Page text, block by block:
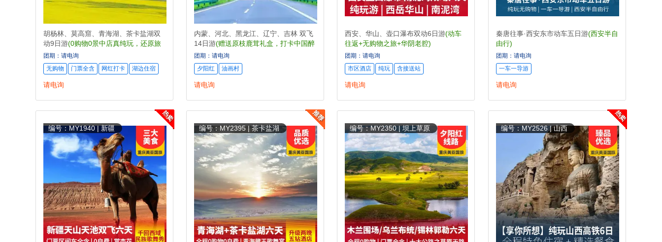
胡杨林、莫高窟、青海湖、茶卡盐湖双
动9日游(0购物0景中店真纯玩，还原旅
游本真)
团期：请电询
无购物
门票全含 网红打卡 湖边住宿
请电询
内蒙、河北、黑龙江、辽宁、吉林 双飞
14日游(赠送原枝鹿茸礼盒，打卡中国醉
美公路G331)
团期：请电询
夕阳红
油画村
请电询
西安、华山、壶口瀑布双动6日游(动车
往返+无购物之旅+华阴老腔)
团期：请电询
市区酒店
纯玩 含接送站
请电询
秦唐往事·西安东市动车五日游(西安半自
由行)
团期：请电询
一车一导游
请电询
编号：MY1940 | 新疆 编号：MY2395 | 茶卡盐湖 编号：MY2350 | 坝上草原 编号：MY2526 | 山西